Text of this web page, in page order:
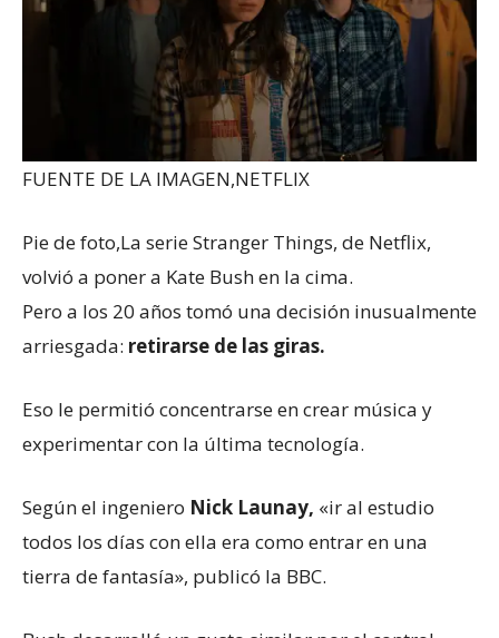
FUENTE DE LA IMAGEN,NETFLIX
Pie de foto,La serie Stranger Things, de Netflix,
volvió a poner a Kate Bush en la cima.
Pero a los 20 años tomó una decisión inusualmente
arriesgada: retirarse de las giras.
Eso le permitió concentrarse en crear música y
experimentar con la última tecnología.
Según el ingeniero Nick Launay, «ir al estudio
todos los días con ella era como entrar en una
tierra de fantasía», publicó la BBC.